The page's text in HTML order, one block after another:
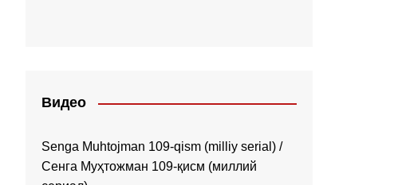
Видео
Senga Muhtojman 109-qism (milliy serial) /
Сенга Муҳтожман 109-қисм (миллий